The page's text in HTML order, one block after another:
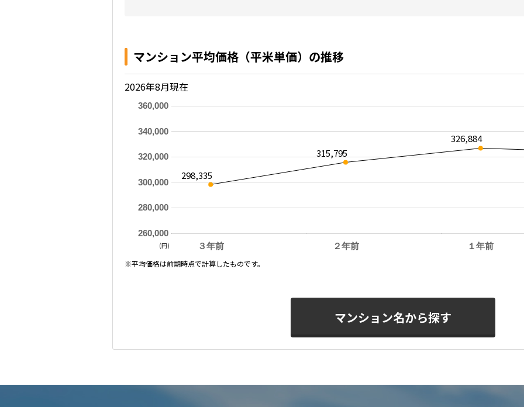
マンション平均価格（平米単価）の推移
2026年8月現在
３年前 ２年前 １年前
260,000
280,000
300,000
320,000
340,000
360,000
298,335
315,795
326,884
(円)
※平均価格は前期時点で計算したものです。
マンション名から探す